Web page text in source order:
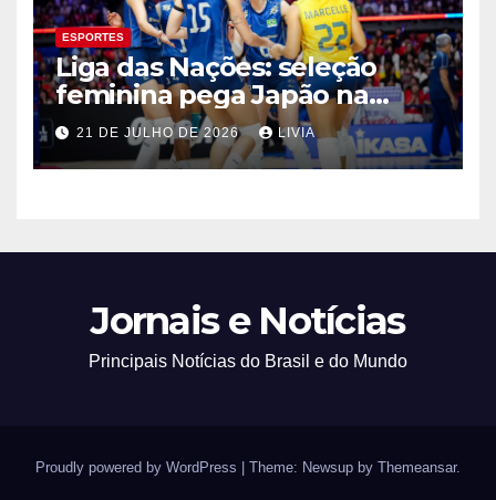
ESPORTES
Liga das Nações: seleção
feminina pega Japão na
quarta em 1º mata-mata
21 DE JULHO DE 2026 LIVIA
Jornais e Notícias
Principais Notícias do Brasil e do Mundo
Proudly powered by WordPress Theme: Newsup by Themeansar.